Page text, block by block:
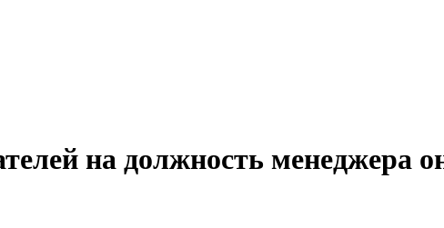
на должность менеджера